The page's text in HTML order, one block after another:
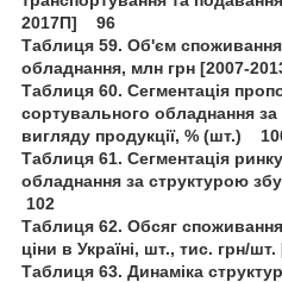
2017П] 96
Таблиця 59. Об'єм
обладнання, млн грн [2007-
Таблиця 60. Сегментація
сортувального обладнання
вигляду продукції, % (шт.)
Таблиця 61. Сегментація
обладнання за структурою
102
Таблиця 62. Обсяг
ціни в Україні, шт., тис. грн/
Таблиця 63. Динаміка